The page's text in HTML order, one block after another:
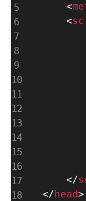
<
<
</
</head>